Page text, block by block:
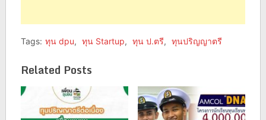
Tags: ทุน dpu, ทุน Startup, ทุน ป.ตรี, ทุนปริญญาตรี
Related Posts